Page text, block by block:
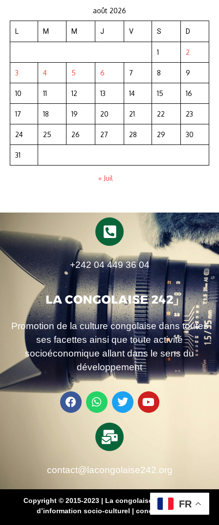
août 2026
L M M J V S D
1 2
3 4 5 6 7 8 9
10 11 12 13 14 15 16
17 18 19 20 21 22 23
24 25 26 27 28 29 30
31
« Juil
+242 04 449 36 04
Promotion de la culture congolaise dans toutes
ses facettes ainsi que toute activité
socioéconomique allant dans le sens du
développement
contact@lacongolaise242.org
Copyright © 2015-2023 | La congolaise 242 – média
d’information socio-culturel | conçu par SB
FR